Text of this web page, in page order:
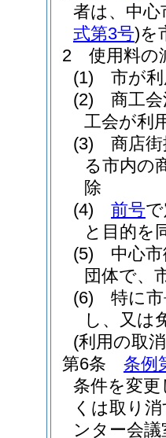
者は、中心
式第3号)を
2
使用料の
(1)
市が
(2)
商工
工会が利
(3)
商店
る市内の
除
(4)
前号
と目的を
(5)
中心
団体で、
(6)
特に
し、又は
(利用の取
第6条
条例
条件を変
くは取り
ンター会